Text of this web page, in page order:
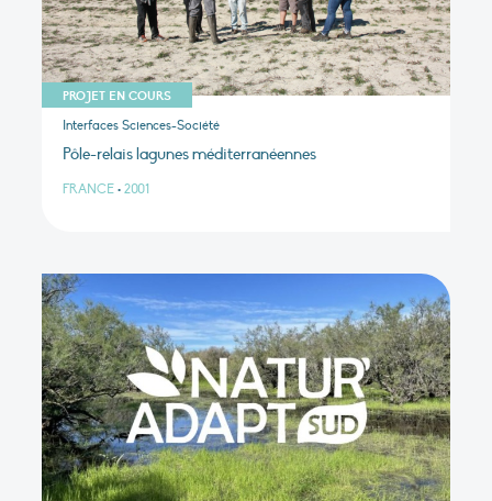
PROJET EN COURS
Interfaces Sciences-Société
Pôle-relais lagunes méditerranéennes
FRANCE • 2001